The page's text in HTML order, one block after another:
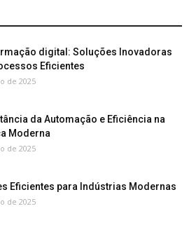
digital: Soluções Inovadoras
Eficientes
de 2025
da Automação e Eficiência na
Moderna
de 2025
Eficientes para Indústrias Modernas
de 2025